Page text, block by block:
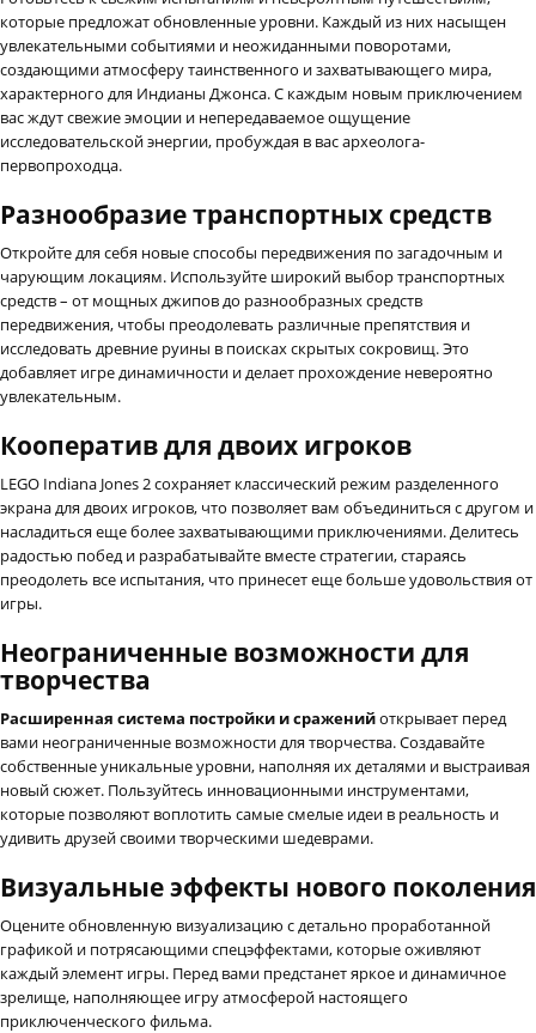
которые предложат обновленные уровни. Каждый из них насыщен
увлекательными событиями и неожиданными поворотами,
создающими атмосферу таинственного и захватывающего мира,
характерного для Индианы Джонса. С каждым новым приключением
вас ждут свежие эмоции и непередаваемое ощущение
исследовательской энергии, пробуждая в вас археолога-
первопроходца.
Разнообразие транспортных средств
Откройте для себя новые способы передвижения по загадочным и
чарующим локациям. Используйте широкий выбор транспортных
средств – от мощных джипов до разнообразных средств
передвижения, чтобы преодолевать различные препятствия и
исследовать древние руины в поисках скрытых сокровищ. Это
добавляет игре динамичности и делает прохождение невероятно
увлекательным.
Кооператив для двоих игроков
LEGO Indiana Jones 2 сохраняет классический режим разделенного
экрана для двоих игроков, что позволяет вам объединиться с другом и
насладиться еще более захватывающими приключениями. Делитесь
радостью побед и разрабатывайте вместе стратегии, стараясь
преодолеть все испытания, что принесет еще больше удовольствия от
игры.
Неограниченные возможности для
творчества
Расширенная система постройки и сраженийоткрывает перед
вами неограниченные возможности для творчества. Создавайте
собственные уникальные уровни, наполняя их деталями и выстраивая
новый сюжет. Пользуйтесь инновационными инструментами,
которые позволяют воплотить самые смелые идеи в реальность и
удивить друзей своими творческими шедеврами.
Визуальные эффекты нового поколения
Оцените обновленную визуализацию с детально проработанной
графикой и потрясающими спецэффектами, которые оживляют
каждый элемент игры. Перед вами предстанет яркое и динамичное
зрелище, наполняющее игру атмосферой настоящего
приключенческого фильма.